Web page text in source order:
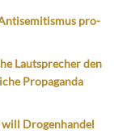
pro-
Lautsprecher den
Propaganda
Drogenhandel